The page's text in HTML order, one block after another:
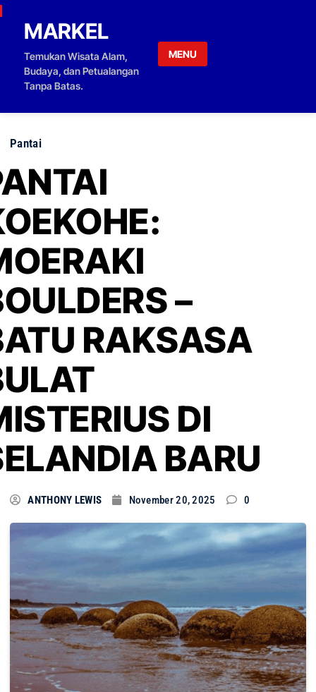
Skip to content
MARKEL
Temukan Wisata Alam,
Budaya, dan Petualangan
Tanpa Batas.
MENU
Pantai
–
RAKSASA
DI
BARU
ANTHONY LEWIS November 20, 2025 0